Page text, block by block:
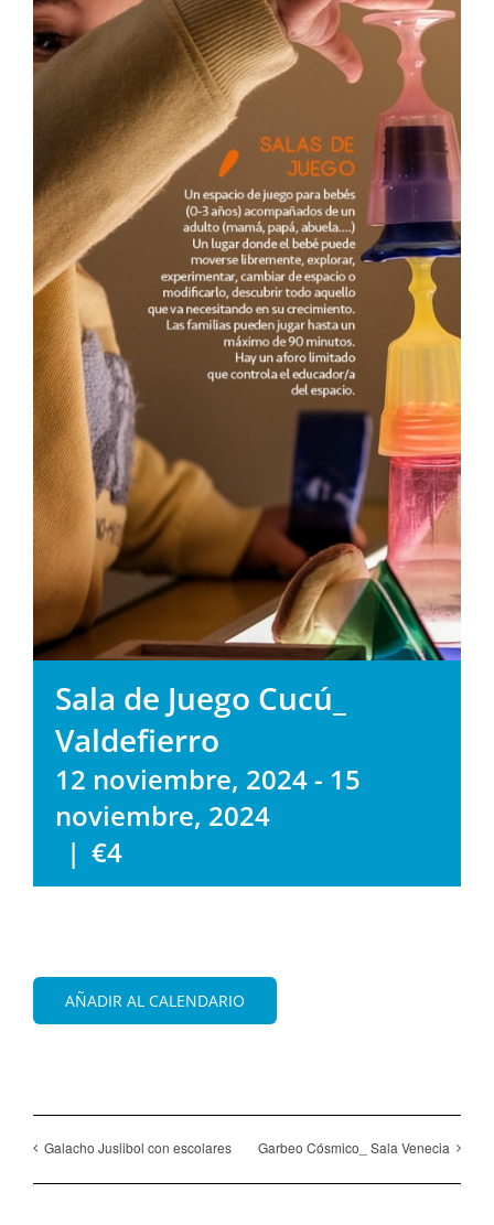
Sala de Juego Cucú_
Valdefierro
12 noviembre, 2024- 15
noviembre, 2024
| €4
AÑADIR AL CALENDARIO
Galacho Juslibol con escolares Garbeo Cósmico_ Sala Venecia